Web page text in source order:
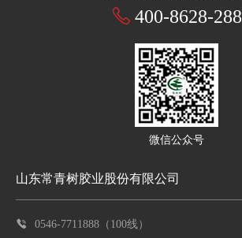
400-8628-288
微信公众号
山东常青树胶业股份有限公司
0546-7711888（100线）